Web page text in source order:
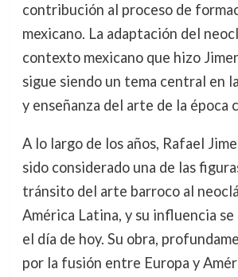
contribución al proceso de
mexicano. La adaptación del
contexto mexicano que hizo
sigue siendo un tema central en
y enseñanza del arte de la época
A lo largo de los años, Rafael
sido considerado una de las
tránsito del arte barroco al
América Latina, y su influencia
el día de hoy. Su obra,
por la fusión entre Europa y